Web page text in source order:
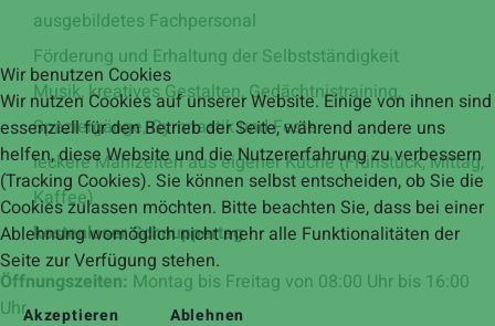
ausgebildetes Fachpersonal
Förderung und Erhaltung der Selbstständigkeit
Musik, kreatives Gestalten, Gedächtnistraining,
Spaziergänge, Gymnastik und Feste
leckere Mahlzeiten aus eigener Küche (Frühstück, Mittag,
Kaffee)
kostenloser Schnuppertag
Öffnungszeiten: Montag bis Freitag von 08:00 Uhr bis 16:00
Uhr
Wir benutzen Cookies
Wir nutzen Cookies auf unserer Website. Einige von ihnen sind
essenziell für den Betrieb der Seite, während andere uns
helfen, diese Website und die Nutzererfahrung zu verbessern
(Tracking Cookies). Sie können selbst entscheiden, ob Sie die
Cookies zulassen möchten. Bitte beachten Sie, dass bei einer
Ablehnung womöglich nicht mehr alle Funktionalitäten der
Seite zur Verfügung stehen.
Akzeptieren Ablehnen